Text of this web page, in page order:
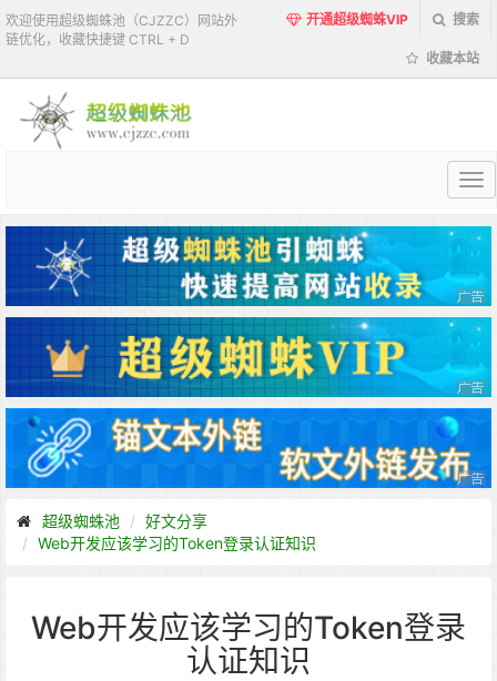
欢迎使用超级蜘蛛池（CJZZC）网站外
链优化，收藏快捷键 CTRL + D
开通超级蜘蛛VIP 搜索
收藏本站
超
蜘
蛛
池
超级蜘蛛池
好文分享
Web开发应该学习的Token登录认证知识
Web开发应该学习的Token登录
认证知识